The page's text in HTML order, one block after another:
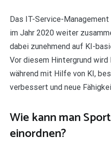
Das IT-Service-
im Jahr 2020 weiter
dabei zunehmend auf KI-
Vor diesem Hintergrund
während mit Hilfe von KI,
verbessert und neue
Wie kann man
einordnen?